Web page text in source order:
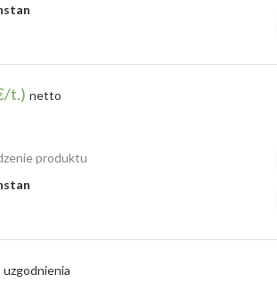
t.) netto
produktu
uzgodnienia